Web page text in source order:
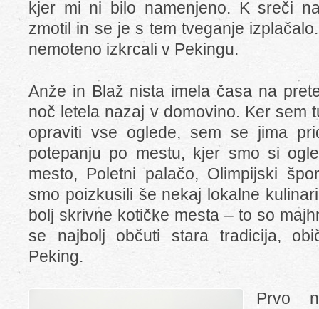
kjer mi ni bilo namenjeno. K sreči
zmotil in se je s tem tveganje
nemoteno izkrcali v Pekingu.
Anže in Blaž nista imela časa na
noč letela nazaj v domovino. Ker sem
opraviti vse oglede, sem se jima
potepanju po mestu, kjer smo si
mesto, Poletni palačo, Olimpijski
smo poizkusili še nekaj lokalne
bolj skrivne kotičke mesta – to so
se najbolj občuti stara tradicija,
Peking.
Prvo